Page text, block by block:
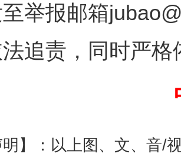
举报邮箱
追责，同时严
明】：以上图、文、音/
制助力责任有效落实 一纸欠